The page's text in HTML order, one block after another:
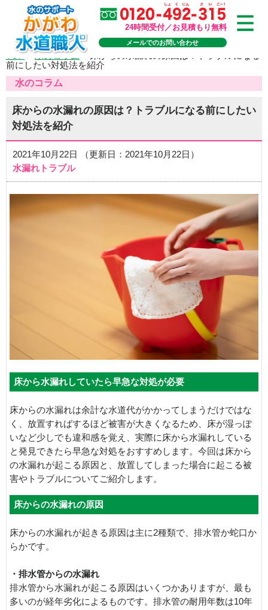
24時間受付／お見積もり無料
メールでのお問い合わせ
TOP>水のコラム >
前にしたい対処法を紹介
水のコラム
床からの水漏れの原因は？トラブルになる前にしたい
対処法を紹介
2021年10月22日 （更新日：2021年10月22日）
水漏れトラブル
床から水漏れしていたら早急な対処が必要
床からの水漏れは余計な水道代がかかってしまうだけではな
く、放置すればするほど被害が大きくなるため、床が湿っぽ
いなど少しでも違和感を覚え、実際に床から水漏れしている
と発見できたら早急な対処をおすすめします。今回は床から
の水漏れが起こる原因と、放置してしまった場合に起こる被
害やトラブルについてご紹介します。
床からの水漏れの原因
床からの水漏れが起きる原因は主に2種類で、排水管か蛇口か
らかです。
・排水管からの水漏れ
排水管から水漏れが起こる原因はいくつかありますが、最も
多いのが経年劣化によるものです。排水管の耐用年数は10年